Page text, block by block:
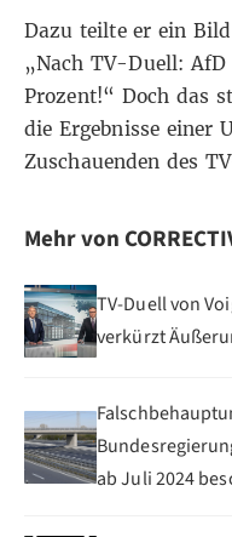
Dazu teilte er ein
„Nach TV-Duell:
Prozent!“ Doch das
die Ergebnisse einer
Zuschauenden des
Mehr von
TV-Duell von
verkürzt
ab Juli 2024